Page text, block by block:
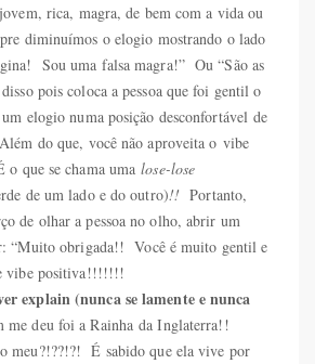
rica, magra, de bem com a vida ou
diminuímos o elogio mostrando o lado
Sou uma falsa magra!” Ou “São as
pois coloca a pessoa que foi gentil o
elogio numa posição desconfortável de
do que, você não aproveita o vibe
que se chama uma lose-lose
de um lado e do outro)!! Portanto,
de olhar a pessoa no olho, abrir um
“Muito obrigada!! Você é muito gentil e
vibe positiva!!!!!!!
explain (nunca se lamente e nunca
me deu foi a Rainha da Inglaterra!!
meu?!??!?! É sabido que ela vive por